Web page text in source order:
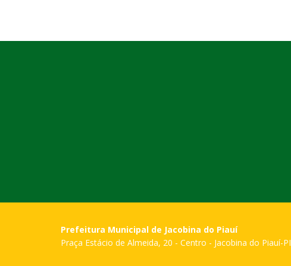
Prefeitura Municipal de Jacobina do Piauí
Praça Estácio de Almeida, 20 - Centro - Jacobina do Piauí-PI